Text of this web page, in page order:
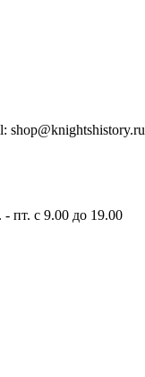
shop@knightshistory.ru
- пт. с 9.00 до 19.00